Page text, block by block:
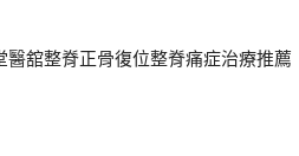
舘整脊正骨復位整脊痛症治療推薦